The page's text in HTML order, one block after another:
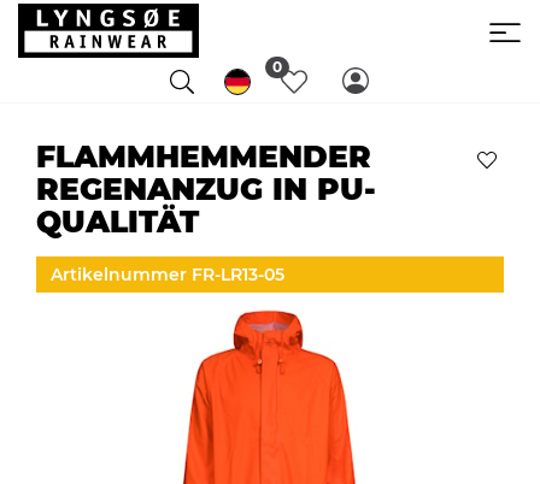
0
FLAMMHEMMENDER
REGENANZUG IN PU-
QUALITÄT
Artikelnummer FR-LR13-05